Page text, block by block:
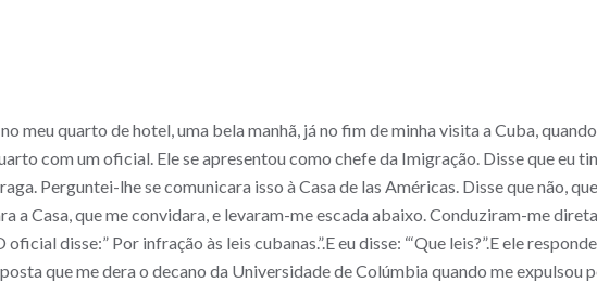
meu quarto de hotel, uma bela manhã, já no fim de minha visita a Cuba,
com um oficial. Ele se apresentou como chefe da Imigração. Disse que eu
Perguntei-lhe se comunicara isso à Casa de las Américas. Disse que não,
a Casa, que me convidara, e levaram-me escada abaixo. Conduziram-me
disse:” Por infração às leis cubanas.”.E eu disse: “‘Que leis?”.E ele
que me dera o decano da Universidade de Colúmbia quando me